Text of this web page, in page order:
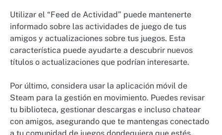
Utilizar el “Feed de Actividad” puede mantenerte
informado sobre las actividades de juego de tus
amigos y actualizaciones sobre tus juegos. Esta
característica puede ayudarte a descubrir nuevos
títulos o actualizaciones que podrían interesarte.
Por último, considera usar la aplicación móvil de
Steam para la gestión en movimiento. Puedes revisar
tu biblioteca, gestionar descargas e incluso chatear
con amigos, asegurando que te mantengas conectado